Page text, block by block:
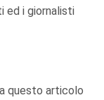
ed i giornalisti
questo articolo